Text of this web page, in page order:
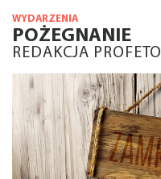
WYDARZENIA
POŻEGNANIE
REDAKCJA PROFETO